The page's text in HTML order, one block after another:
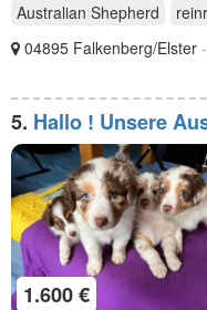
Australian Shepherd
04895 Falkenberg/Elster
5. Hallo ! Unsere
Stella hat am
1.600 €